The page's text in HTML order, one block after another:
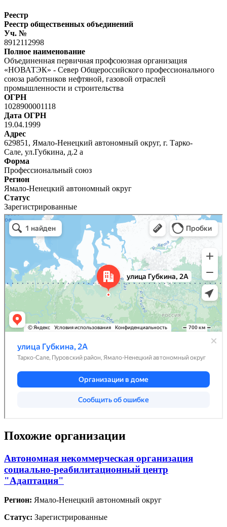
Реестр
Реестр общественных объединений
Уч. №
8912112998
Полное наименование
Объединенная первичная профсоюзная организация
«НОВАТЭК» - Север Общероссийского профессионального
союза работников нефтяной, газовой отраслей
промышленности и строительства
ОГРН
1028900001118
Дата ОГРН
19.04.1999
Адрес
629851, Ямало-Ненецкий автономный округ, г. Тарко-
Сале, ул.Губкина, д.2 а
Форма
Профессиональный союз
Регион
Ямало-Ненецкий автономный округ
Статус
Зарегистрированные
Похожие организации
Автономная некоммерческая организация
социально-реабилитационный центр
"Адаптация"
Регион: Ямало-Ненецкий автономный округ
Статус: Зарегистрированные